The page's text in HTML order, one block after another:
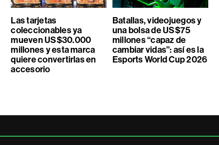
Las tarjetas
coleccionables ya
mueven US$30.000
millones y esta marca
quiere convertirlas en
accesorio
Batallas, videojuegos y
una bolsa de US$75
millones “capaz de
cambiar vidas”: así es la
Esports World Cup 2026